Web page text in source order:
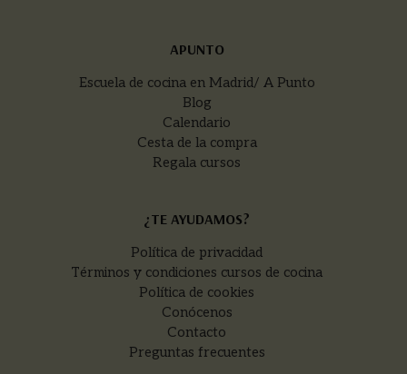
APUNTO
Escuela de cocina en Madrid/ A Punto
Blog
Calendario
Cesta de la compra
Regala cursos
¿TE AYUDAMOS?
Política de privacidad
Términos y condiciones cursos de cocina
Política de cookies
Conócenos
Contacto
Preguntas frecuentes